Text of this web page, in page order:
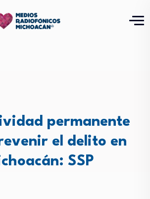
permanente
el delito en
SSP